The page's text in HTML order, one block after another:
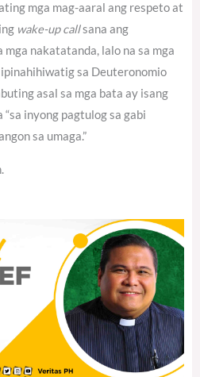
mga mag-aaral ang respeto at
wake-up callsana ang
nakatatanda, lalo na sa mga
sa Deuteronomio
asal sa mga bata ay isang
inyong pagtulog sa gabi
sa umaga.”